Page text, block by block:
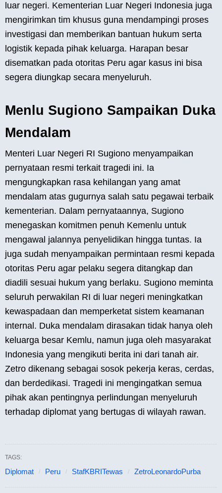
luar negeri. Kementerian Luar Negeri Indonesia juga
mengirimkan tim khusus guna mendampingi proses
investigasi dan memberikan bantuan hukum serta
logistik kepada pihak keluarga. Harapan besar
disematkan pada otoritas Peru agar kasus ini bisa
segera diungkap secara menyeluruh.
Menlu Sugiono Sampaikan Duka
Mendalam
Menteri Luar Negeri RI Sugiono menyampaikan
pernyataan resmi terkait tragedi ini. Ia
mengungkapkan rasa kehilangan yang amat
mendalam atas gugurnya salah satu pegawai terbaik
kementerian. Dalam pernyataannya, Sugiono
menegaskan komitmen penuh Kemenlu untuk
mengawal jalannya penyelidikan hingga tuntas. Ia
juga sudah menyampaikan permintaan resmi kepada
otoritas Peru agar pelaku segera ditangkap dan
diadili sesuai hukum yang berlaku. Sugiono meminta
seluruh perwakilan RI di luar negeri meningkatkan
kewaspadaan dan memperketat sistem keamanan
internal. Duka mendalam dirasakan tidak hanya oleh
keluarga besar Kemlu, namun juga oleh masyarakat
Indonesia yang mengikuti berita ini dari tanah air.
Zetro dikenang sebagai sosok pekerja keras, cerdas,
dan berdedikasi. Tragedi ini mengingatkan semua
pihak akan pentingnya perlindungan menyeluruh
terhadap diplomat yang bertugas di wilayah rawan.
TAGS:
Diplomat Peru StafKBRITewas ZetroLeonardoPurba